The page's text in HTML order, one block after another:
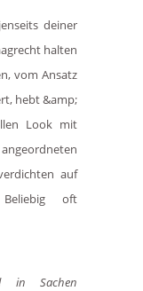
deiner
halten
vom Ansatz
hebt &amp;
Look mit
auf
oft
in Sachen